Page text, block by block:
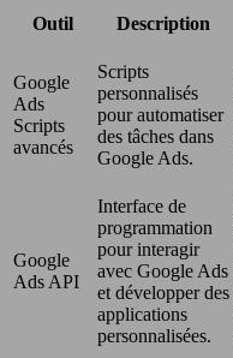
Outil Description
Google
Ads
Scripts
avancés
Scripts
personnalisés
pour automatiser
des tâches dans
Google Ads.
Google
Ads API
Interface de
programmation
pour interagir
avec Google Ads
et développer des
applications
personnalisées.